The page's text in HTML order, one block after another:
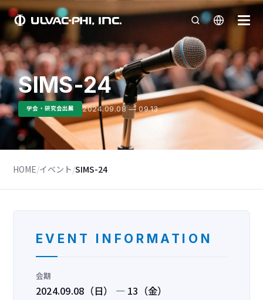
SIMS-24
学会・研究会出展 2024.09.08 — 09.13
HOME/イベント/SIMS-24
EVENT INFORMATION
会期
2024.09.08（日） — 13（金）